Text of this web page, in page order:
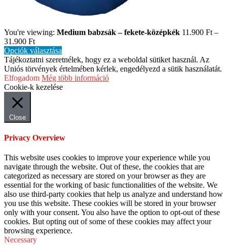
You're viewing: Medium babzsák – fekete-középkék 11.900 Ft –
31.900 Ft
Opciók választása
Tájékoztatni szeretnélek, hogy ez a weboldal sütiket használ. Az
Uniós törvények értelmében kérlek, engedélyezd a sütik használatát.
Elfogadom Még több információ
Cookie-k kezelése
Close
Privacy Overview
This website uses cookies to improve your experience while you
navigate through the website. Out of these, the cookies that are
categorized as necessary are stored on your browser as they are
essential for the working of basic functionalities of the website. We
also use third-party cookies that help us analyze and understand how
you use this website. These cookies will be stored in your browser
only with your consent. You also have the option to opt-out of these
cookies. But opting out of some of these cookies may affect your
browsing experience.
Necessary